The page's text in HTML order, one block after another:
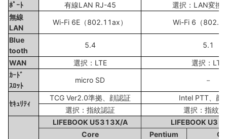
ﾎﾟｰﾄ
有線LAN RJ-45
選択：LAN変換ｱ
無線
LAN
Wi-Fi 6E（802.11ax） Wi-Fi 6（
Blue
tooth
5.4 5.1
WAN 選択：LTE
選択：LTE
ｶｰﾄﾞ
ｽﾛｯﾄ
micro SD －
ｾｷｭﾘﾃｨ
TCG Ver2.0準拠、顔認証
Intel PTT、顔
選択：指紋認証
選択：指紋
LIFEBOOK U5313X/A
LIFEBOOK
Core
Pentium